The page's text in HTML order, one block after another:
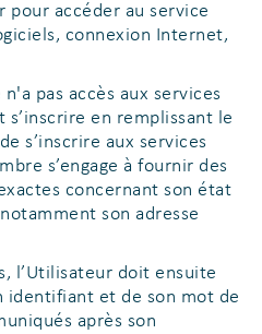
accéder au service
connexion Internet,
pas accès aux services
en remplissant le
s’inscrire aux services
s’engage à fournir des
concernant son état
son adresse
l’Utilisateur doit ensuite
identifiant et de son mot de
après son